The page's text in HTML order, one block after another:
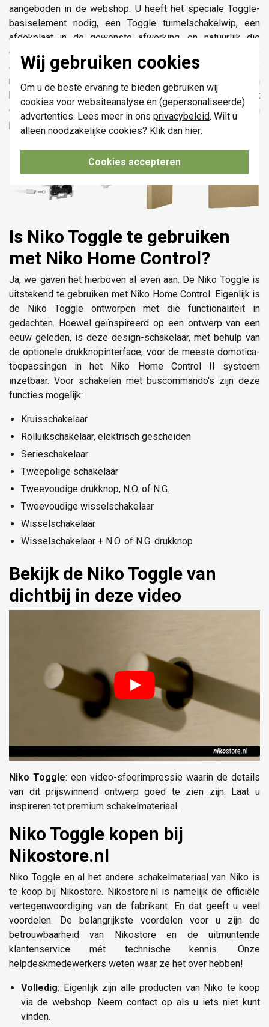
Wij gebruiken cookies
Om u de beste ervaring te bieden gebruiken wij
cookies voor websiteanalyse en (gepersonaliseerde)
advertenties. Lees meer in ons privacybeleid. Wilt u
alleen noodzakelijke cookies? Klik dan hier.
Cookies accepteren
aangeboden in de webshop. U heeft het speciale Toggle-
basiselement nodig, een Toggle tuimelschakelwip, een
afdekplaat in de gewenste afwerking, en natuurlijk die
optionele indicatie-LED. Kijkt u eens naar onderstaande
afbeelding om te zien hoe het geheel in elkaar zit. De
montage is verder eenvoudig wanneer u alle onderdelen in
huis hebt: Nadat u het basiselement in de inbouwdoos hebt
geschroefd hoeft u alleen nog de Toggle onderdelen op hun
plaats te klikken.
Is Niko Toggle te gebruiken
met Niko Home Control?
Ja, we gaven het hierboven al even aan. De Niko Toggle is
uitstekend te gebruiken met Niko Home Control. Eigenlijk is
de Niko Toggle ontworpen met die functionaliteit in
gedachten. Hoewel geïnspireerd op een ontwerp van een
eeuw geleden, is deze design-schakelaar, met behulp van
deoptionele drukknopinterface, voor de meeste domotica-
toepassingen in het Niko Home Control II systeem
inzetbaar. Voor schakelen met buscommando's zijn deze
functies mogelijk:
Kruisschakelaar
Rolluikschakelaar, elektrisch gescheiden
Serieschakelaar
Tweepolige schakelaar
Tweevoudige drukknop, N.O. of N.G.
Tweevoudige wisselschakelaar
Wisselschakelaar
Wisselschakelaar + N.O. of N.G. drukknop
Bekijk de Niko Toggle van
dichtbij in deze video
Niko Toggle: een video-sfeerimpressie waarin de details
van dit prijswinnend ontwerp goed te zien zijn. Laat u
inspireren tot premium schakelmateriaal.
Niko Toggle kopen bij
Nikostore.nl
Niko Toggle en al het andere schakelmateriaal van Niko is
te koop bij Nikostore. Nikostore.nl is namelijk de officiële
vertegenwoordiging van de fabrikant. En dat geeft u veel
voordelen. De belangrijkste voordelen voor u zijn de
betrouwbaarheid van Nikostore en de uitmuntende
klantenservice mét technische kennis. Onze
helpdeskmedewerkers weten waar ze het over hebben!
Volledig: Eigenlijk zijn alle producten van Niko te koop
via de webshop. Neem contact op als u iets niet kunt
vinden.